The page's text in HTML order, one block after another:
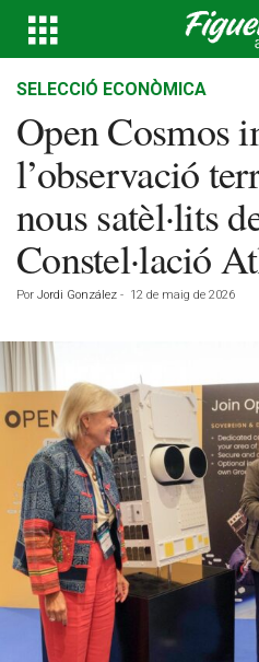
SELECCIÓ ECONÒMICA
Open Cosmos
l’observació
nous satèl·lits
Constel·lació
Por Jordi González - 12 de maig de 2026